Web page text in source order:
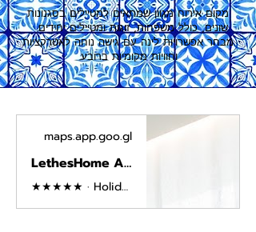
מקום אירוח מגוון שמתאים למטיילים בסגנונות
שונים, כולל משפחות, זוגות ומטיילים יחידים.
מבחר אפשרויות לינה עם גישה נוחה לאטרקציות
וחוויות מקומיות ברובע.
maps.app.goo.gl
LethesHome Apartments · R. de Sá da Bandeira 90, 4000-427 Porto, Portugal
★★★★★ · Holiday apartment